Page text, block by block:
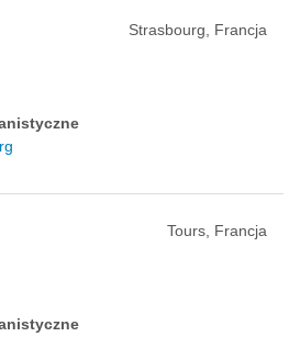
Strasbourg, Francja
Tours, Francja